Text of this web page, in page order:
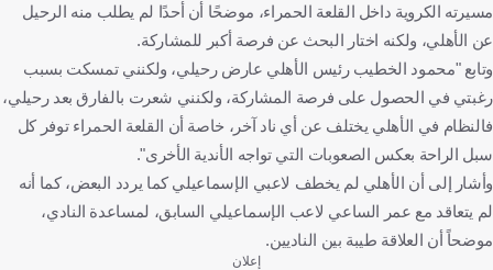
مسيرته الكروية داخل القلعة الحمراء، موضحًا أن أحدًا لم يطلب منه الرحيل
عن الأهلي، ولكنه اختار البحث عن فرصة أكبر للمشاركة.
وتابع "محمود الخطيب رئيس الأهلي عارض رحيلي، ولكنني تمسكت بسبب
رغبتي في الحصول على فرصة المشاركة، ولكنني شعرت بالفارق بعد رحيلي،
فالنظام في الأهلي يختلف عن أي ناد آخر، خاصة أن القلعة الحمراء توفر كل
سبل الراحة بعكس الصعوبات التي تواجه الأندية الأخرى".
وأشار إلى أن الأهلي لم يخطف لاعبي الإسماعيلي كما يردد البعض، كما أنه
لم يتعاقد مع عمر الساعي لاعب الإسماعيلي السابق، لمساعدة النادي،
موضحاً أن العلاقة طيبة بين الناديين.
إعلان